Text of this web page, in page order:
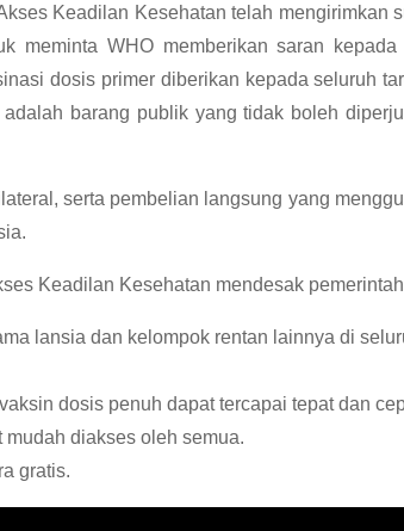
Keadilan Kesehatan telah mengirimkan
meminta WHO memberikan saran kepada
dosis primer diberikan kepada seluruh
barang publik yang tidak boleh
serta pembelian langsung yang
Keadilan Kesehatan mendesak
lansia dan kelompok rentan lainnya di
dosis penuh dapat tercapai tepat dan
diakses oleh semua.
gratis.